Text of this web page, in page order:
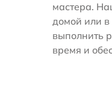
мастера.
домой или в
выполнить
время и